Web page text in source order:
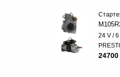
24 V /